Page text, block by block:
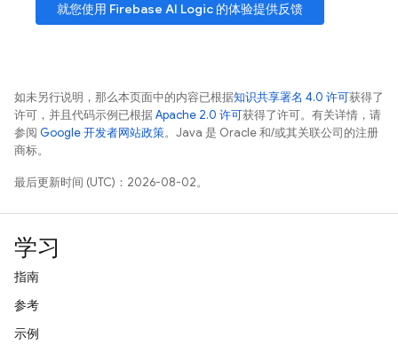
就您使用 Firebase AI Logic 的体验提供反馈
如未另行说明，那么本页面中的内容已根据知识共享署名 4.0 许可获得了
许可，并且代码示例已根据Apache 2.0 许可获得了许可。有关详情，请
参阅 Google 开发者网站政策。Java 是 Oracle 和/或其关联公司的注册
商标。
最后更新时间 (UTC)：2026-08-02。
学习
指南
参考
示例